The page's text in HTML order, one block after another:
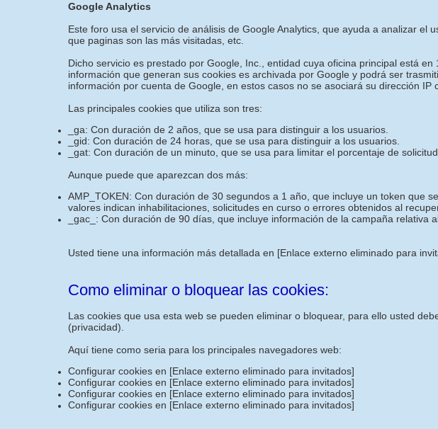
Google Analytics
Este foro usa el servicio de análisis de Google Analytics, que ayuda a analizar
que paginas son las más visitadas, etc.
Dicho servicio es prestado por Google, Inc., entidad cuya oficina principal está
información que generan sus cookies es archivada por Google y podrá ser
información por cuenta de Google, en estos casos no se asociará su dirección IP
Las principales cookies que utiliza son tres:
_ga: Con duración de 2 años, que se usa para distinguir a los usuarios.
_gid: Con duración de 24 horas, que se usa para distinguir a los usuarios.
_gat: Con duración de un minuto, que se usa para limitar el porcentaje de
Aunque puede que aparezcan dos más:
AMP_TOKEN: Con duración de 30 segundos a 1 año, que incluye un token que
valores indican inhabilitaciones, solicitudes en curso o errores obtenidos al
_gac_: Con duración de 90 días, que incluye información de la campaña relativa
Usted tiene una información más detallada en [Enlace externo eliminado para
Como eliminar o bloquear las cookies:
Las cookies que usa esta web se pueden eliminar o bloquear, para ello usted
(privacidad).
Aquí tiene como seria para los principales navegadores web:
Configurar cookies en [Enlace externo eliminado para invitados]
Configurar cookies en [Enlace externo eliminado para invitados]
Configurar cookies en [Enlace externo eliminado para invitados]
Configurar cookies en [Enlace externo eliminado para invitados]